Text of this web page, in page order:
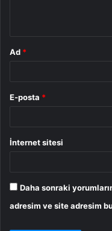
Ad *
E-posta *
İnternet sitesi
Daha sonraki
adresim ve site adresim